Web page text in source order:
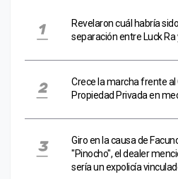
Revelaron cuál habría
separación entre Luck Ra
Crece la marcha frente al
Propiedad Privada en
Giro en la causa de
"Pinocho", el dealer
sería un expolicía